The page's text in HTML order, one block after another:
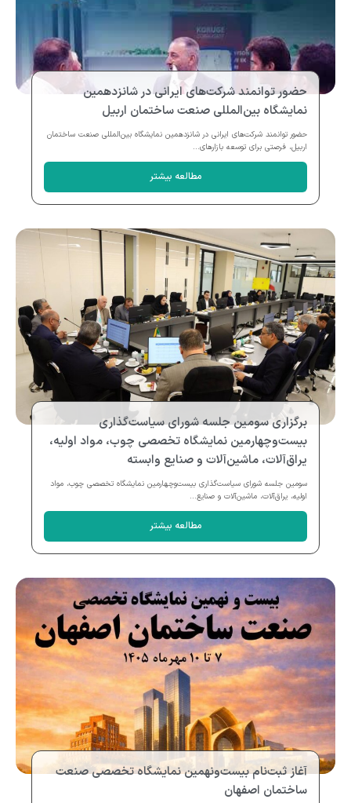
حضور توانمند شرکت‌های ایرانی در شانزدهمین
نمایشگاه بین‌المللی صنعت ساختمان اربیل
حضور توانمند شرکت‌های ایرانی در شانزدهمین نمایشگاه بین‌المللی صنعت ساختمان
اربیل، فرصتی برای توسعه بازارهای...
مطالعه بیشتر
برگزاری سومین جلسه شورای سیاست‌گذاری
بیست‌وچهارمین نمایشگاه تخصصی چوب، مواد اولیه،
یراق‌آلات، ماشین‌آلات و صنایع وابسته
سومین جلسه شورای سیاست‌گذاری بیست‌وچهارمین نمایشگاه تخصصی چوب، مواد
اولیه، یراق‌آلات، ماشین‌آلات و صنایع...
مطالعه بیشتر
آغاز ثبت‌نام بیست‌ونهمین نمایشگاه تخصصی صنعت
ساختمان اصفهان